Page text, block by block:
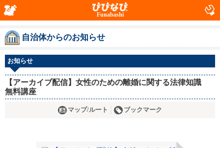
Funabashi
自治体からのお知らせ
お知らせ
【アーカイブ配信】女性のための離婚に関する法律知識
無料講座
マップ/ルート ブックマーク